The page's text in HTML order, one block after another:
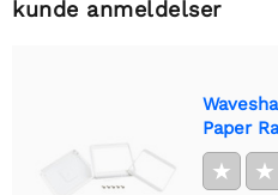
kunde anmeldelser
Paper
★ ★